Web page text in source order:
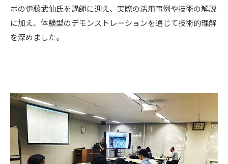
ボの伊藤武仙氏を講師に迎え、実際の活用事例や技術の解説
に加え、体験型のデモンストレーションを通じて技術的理解
を深めました。